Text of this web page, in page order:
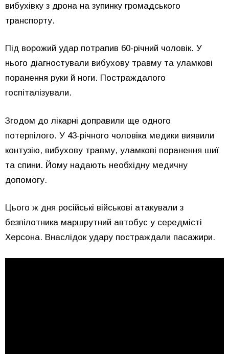
вибухівку з дрона на зупинку громадського
транспорту.
Під ворожий удар потрапив 60-річний чоловік. У
нього діагностували вибухову травму та уламкові
поранення руки й ноги. Постраждалого
госпіталізували.
Згодом до лікарні доправили ще одного
потерпілого. У 43-річного чоловіка медики виявили
контузію, вибухову травму, уламкові поранення шиї
та спини. Йому надають необхідну медичну
допомогу.
Цього ж дня російські військові атакували з
безпілотника маршрутний автобус у середмісті
Херсона. Внаслідок удару постраждали пасажири.